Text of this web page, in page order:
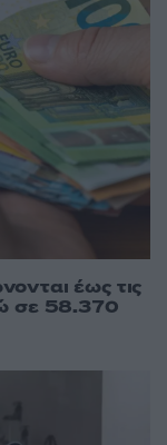
έως τις
σε 58.370